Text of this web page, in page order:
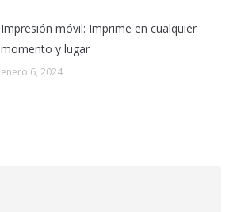
Impresión móvil: Imprime en cualquier
momento y lugar
enero 6, 2024